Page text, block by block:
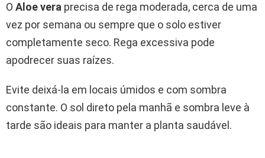
O Aloe vera precisa de rega moderada, cerca de uma
vez por semana ou sempre que o solo estiver
completamente seco. Rega excessiva pode
apodrecer suas raízes.
Evite deixá-la em locais úmidos e com sombra
constante. O sol direto pela manhã e sombra leve à
tarde são ideais para manter a planta saudável.